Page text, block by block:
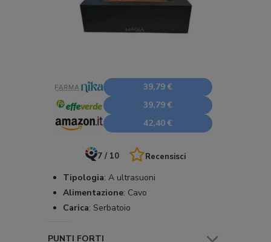
39,79 €
39,79 €
42,40 €
7 / 10 Recensisci
Tipologia: A ultrasuoni
Alimentazione: Cavo
Carica: Serbatoio
PUNTI FORTI